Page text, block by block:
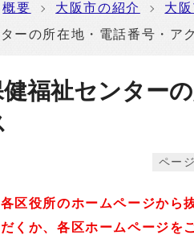
概要 大阪市の紹介
大
ーの所在地・電話番号・ア
福祉センター
ペー
区役所のホームページから
くか、各区ホームページを